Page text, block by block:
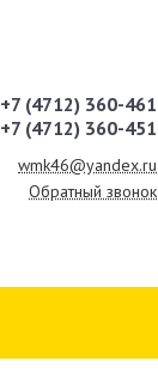
+7 (4712) 360-461
+7 (4712) 360-451
wmk46@yandex.ru
Обратный звонок